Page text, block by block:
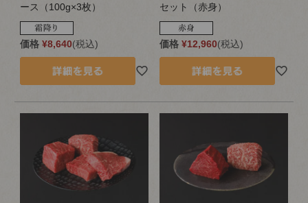
ース（100g×3枚）
価格 ¥8,640 税込
セット（赤身）
価格 ¥12,960 税込